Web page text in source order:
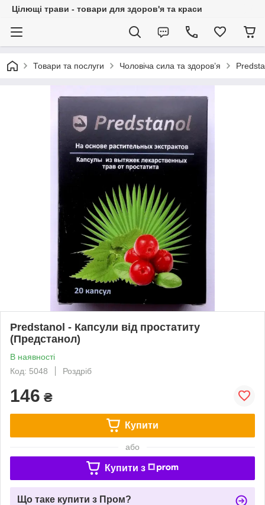
Цілющі трави - товари для здоров'я та краси
Товари та послуги Чоловіча сила та здоров’я
Predstanol - Капсули від простатиту
(Предстанол)
В наявності
Код: 5048
Роздріб
146 ₴
Купити
або
Купити з
Що таке купити з Пром?